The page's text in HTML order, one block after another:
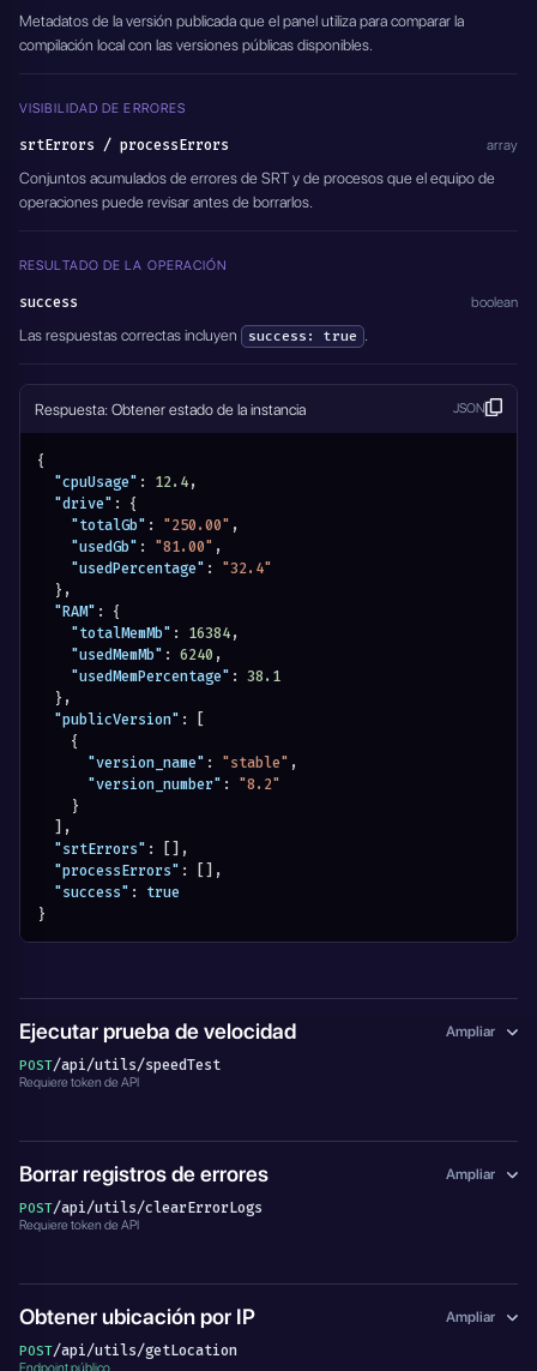
Metadatos de la versión publicada que el panel utiliza para comparar la
compilación local con las versiones públicas disponibles.
VISIBILIDAD DE ERRORES
srtErrors / processErrors array
Conjuntos acumulados de errores de SRT y de procesos que el equipo de
operaciones puede revisar antes de borrarlos.
RESULTADO DE LA OPERACIÓN
success boolean
Las respuestas correctas incluyen success: true .
Respuesta: Obtener estado de la instancia JSON
{
"cpuUsage" : 12.4,
"drive" :
{
"totalGb" : "250.00" ,
"usedGb" : "81.00" ,
"usedPercentage" :
"32.4"
} ,
"RAM" :
{
"totalMemMb" : 16384,
"usedMemMb" : 6240 ,
"usedMemPercentage" : 38.1
} ,
"publicVersion" :
[
{
"version_name" : "stable" ,
"version_number" :
"8.2"
}
] ,
"srtErrors" : [ ] ,
"processErrors" : [ ] ,
"success" :
true
}
Ejecutar prueba de velocidad Ampliar
POST/api/utils/speedTest
Requiere token de API
Borrar registros de errores Ampliar
POST/api/utils/clearErrorLogs
Requiere token de API
Obtener ubicación por IP Ampliar
POST/api/utils/getLocation